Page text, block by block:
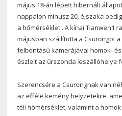
május 18-án lépett hibernált
nappalon mínusz 20, éjszaka
a hőmérséklet . A kínai Tianwen1
májusban szállította a Csurongot
felbontású kamerájával homok-
észlelt az űrszonda leszállóhelye
Szerencsére a Csurongnak van
az efféle kemény helyzetekre,
téli hőmérséklet, valamint a